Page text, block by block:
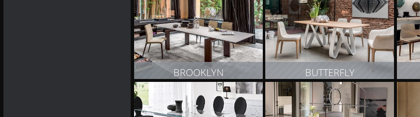
ZOBACZ PRODUKT ZOBACZ PRODUKT
BROOKLYN
ZOBACZ PRODUKT
BUTTERFLY
ZOBACZ PRODUKT